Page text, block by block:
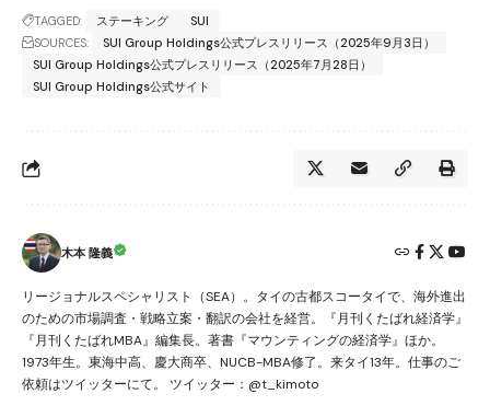
TAGGED: ステーキング
SUI
SOURCES:
SUI Group Holdings公式プレスリリース（2025年9月3日）
SUI Group Holdings公式プレスリリース（2025年7月28日）
SUI Group Holdings公式サイト
木本 隆義
リージョナルスペシャリスト（SEA）。タイの古都スコータイで、海外進出
のための市場調査・戦略立案・翻訳の会社を経営。『月刊くたばれ経済学』
『月刊くたばれMBA』編集長。著書『マウンティングの経済学』ほか。
1973年生。東海中高、慶大商卒、NUCB-MBA修了。来タイ13年。仕事のご
依頼はツイッターにて。 ツイッター：@t_kimoto